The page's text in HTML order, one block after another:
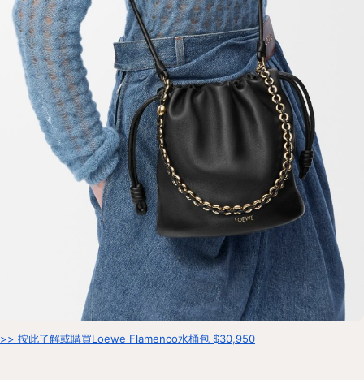
>> 按此了解或購買Loewe Flamenco水桶包 $30,950